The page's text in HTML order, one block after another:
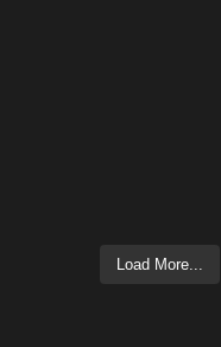
Load More...